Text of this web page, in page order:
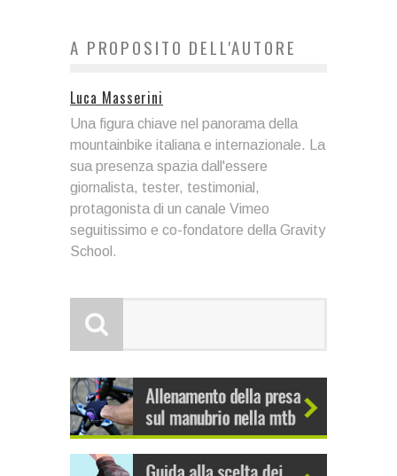
A PROPOSITO DELL'AUTORE
Luca Masserini
Una figura chiave nel panorama della
mountainbike italiana e internazionale. La
sua presenza spazia dall'essere
giornalista, tester, testimonial,
protagonista di un canale Vimeo
seguitissimo e co-fondatore della Gravity
School.